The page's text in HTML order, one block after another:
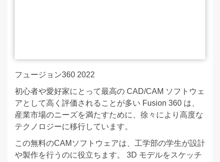
フュージョン360 2022
初心者や愛好家にとって最高の CAD/CAM ソフトウェ
アとして高く評価されることが多い Fusion 360 は、
産業市場のニーズを満たすために、徐々により高度な
テクノロジーに移行しています。
この無料のCAMソフトウェアは、工学部の学生が設計
や製作を行うのに役立ちます。 3D モデルをスケッチ